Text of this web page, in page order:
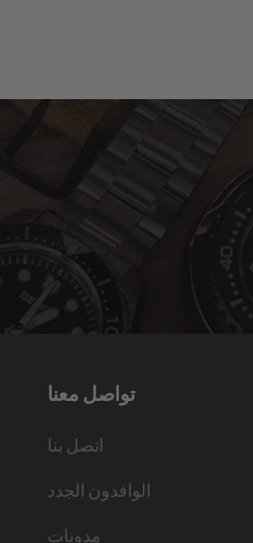
تواصل معنا
اتصل بنا
الوافدون الجدد
مدونات